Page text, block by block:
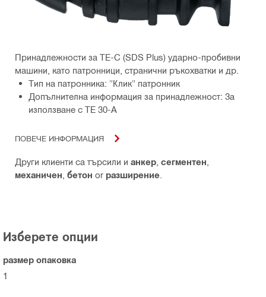
Принадлежности за TE-C (SDS Plus) ударно-пробивни
машини, като патронници, странични ръкохватки и др.
Тип на патронника: "Клик" патронник
Допълнителна информация за принадлежност: За
използване с TE 30-A
ПОВЕЧЕ ИНФОРМАЦИЯ
Други клиенти са търсили и анкер сегментен
механичен бетон or разширение
Изберете опции
размер опаковка
1